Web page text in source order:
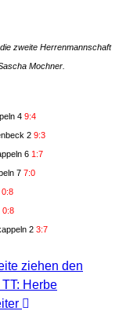
zweite Herrenmannschaft
Mochner.
4 9:4
2 9:3
6 1:7
7 7:0
0:8
0:8
2 3:7
ziehen den
Herbe